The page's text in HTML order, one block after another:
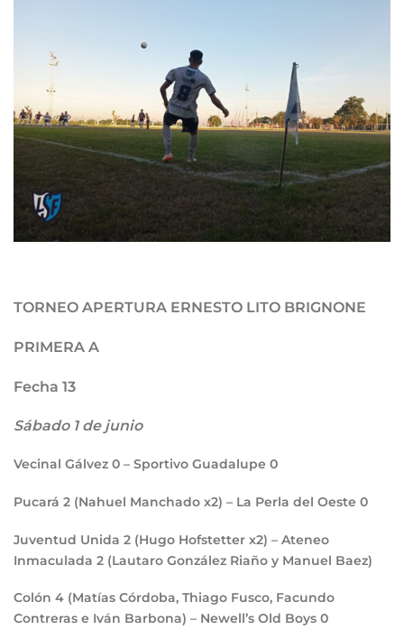
TORNEO APERTURA ERNESTO LITO BRIGNONE
PRIMERA A
Fecha 13
Sábado 1 de junio
Vecinal Gálvez 0 – Sportivo Guadalupe 0
Pucará 2 (Nahuel Manchado x2) – La Perla del Oeste 0
Juventud Unida 2 (Hugo Hofstetter x2) – Ateneo
Inmaculada 2 (Lautaro González Riaño y Manuel Baez)
Colón 4 (Matías Córdoba, Thiago Fusco, Facundo
Contreras e Iván Barbona) – Newell’s Old Boys 0